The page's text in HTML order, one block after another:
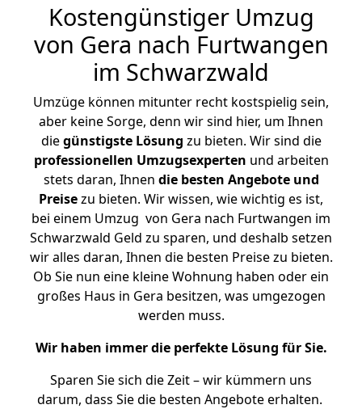
Kostengünstiger Umzug
von Gera nach Furtwangen
im Schwarzwald
Umzüge können mitunter recht kostspielig sein,
aber keine Sorge, denn wir sind hier, um Ihnen
diegünstigste Lösung zu bieten. Wir sind die
professionellen Umzugsexperten und arbeiten
stets daran, Ihnen die besten Angebote und
Preisezu bieten. Wir wissen, wie wichtig es ist,
bei einem Umzug von Gera nach Furtwangen im
Schwarzwald Geld zu sparen, und deshalb setzen
wir alles daran, Ihnen die besten Preise zu bieten.
Ob Sie nun eine kleine Wohnung haben oder ein
großes Haus in Gera besitzen, was umgezogen
werden muss.
Wir haben immer die perfekte Lösung für Sie.
Sparen Sie sich die Zeit – wir kümmern uns
darum, dass Sie die besten Angebote erhalten.